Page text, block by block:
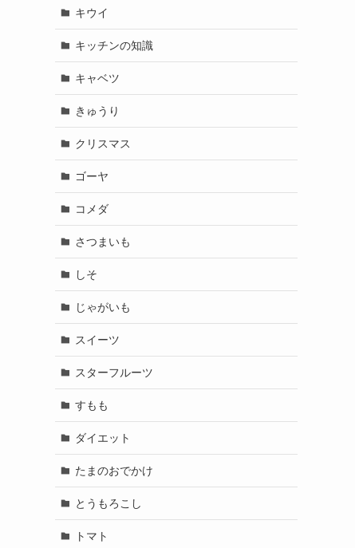
キウイ
キッチンの知識
キャベツ
きゅうり
クリスマス
ゴーヤ
コメダ
さつまいも
しそ
じゃがいも
スイーツ
スターフルーツ
すもも
ダイエット
たまのおでかけ
とうもろこし
トマト